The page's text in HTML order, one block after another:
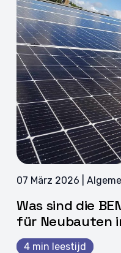
07 März 2026 |
Was sind die
für Neubauten
4 min leestijd